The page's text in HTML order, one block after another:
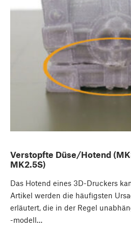
Verstopfte Düse/Hotend
MK2.5S)
Das Hotend eines 3D-Druckers
Artikel werden die häufigsten
erläutert, die in der Regel
-modell…